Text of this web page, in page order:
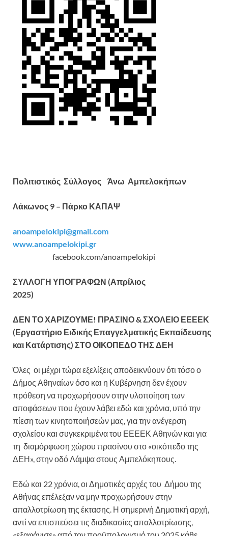
Πολιτιστικός Σύλλογος Άνω Αμπελοκήπων
Λάκωνος 9 – Πάρκο ΚΑΠΑΨ
anoampelokipi@gmail.com
www.anoampelokipi.gr
facebook.com/anoampelokipi
ΣΥΛΛΟΓΗ ΥΠΟΓΡΑΦΩΝ (Απρίλιος
2025)
ΔΕΝ ΤΟ ΧΑΡΙΖΟΥΜΕ! ΠΡΑΣΙΝΟ & ΣΧΟΛΕΙΟ ΕΕΕΕΚ
(Εργαστήριο Ειδικής Επαγγελματικής Εκπαίδευσης
και Κατάρτισης) ΣΤΟ ΟΙΚΟΠΕΔΟ ΤΗΣ ΔΕΗ
Όλες οι μέχρι τώρα εξελίξεις αποδεικνύουν ότι τόσο ο
Δήμος Αθηναίων όσο και η Κυβέρνηση δεν έχουν
πρόθεση να προχωρήσουν στην υλοποίηση των
αποφάσεων που έχουν λάβει εδώ και χρόνια, υπό την
πίεση των κινητοποιήσεών μας, για την ανέγερση
σχολείου και συγκεκριμένα του ΕΕΕΕΚ Αθηνών και για
τη διαμόρφωση χώρου πρασίνου στο «οικόπεδο της
ΔΕΗ», στην οδό Λάμψα στους Αμπελόκηπους.
Εδώ και 22 χρόνια, οι Δημοτικές αρχές του Δήμου της
Αθήνας επέλεξαν να μην προχωρήσουν στην
απαλλοτρίωση της έκτασης. Η σημερινή Δημοτική αρχή,
αντί να επισπεύσει τις διαδικασίες απαλλοτρίωσης,